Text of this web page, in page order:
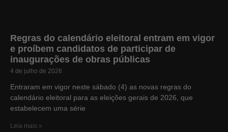
Regras do calendário eleitoral entram em vigor
e proíbem candidatos de participar de
inaugurações de obras públicas
4 de julho de 2026
Entraram em vigor neste sábado (4) as novas regras do
calendário eleitoral para as eleições gerais de 2026, que
estabelecem uma série
Leia mais »